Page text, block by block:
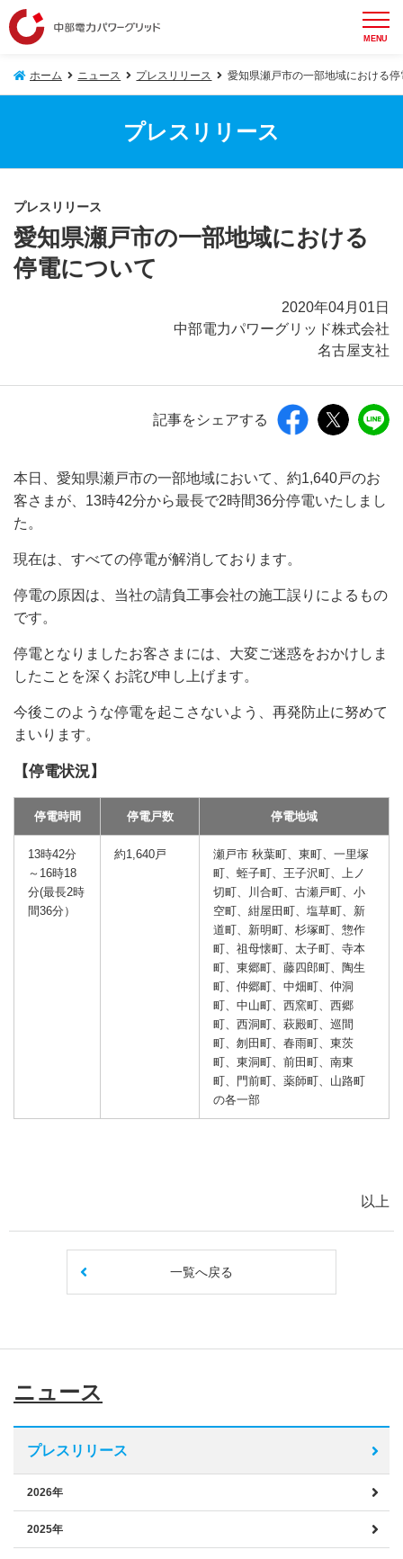
MENU
ホーム ニュース プレスリリース 愛知県瀬戸市の一部地域における
プレスリリース
プレスリリース
愛知県瀬戸市の一部地域における
停電について
2020年04月01日
中部電力パワーグリッド株式会社
名古屋支社
記事をシェアする
本日、愛知県瀬戸市の一部地域において、約1,640戸のお
客さまが、13時42分から最長で2時間36分停電いたしまし
た。
現在は、すべての停電が解消しております。
停電の原因は、当社の請負工事会社の施工誤りによるもの
です。
停電となりましたお客さまには、大変ご迷惑をおかけしま
したことを深くお詫び申し上げます。
今後このような停電を起こさないよう、再発防止に努めて
まいります。
【停電状況】
停電時間 停電戸数 停電地域
13時42分
～16時18
分(最長2時
間36分）
約1,640戸
瀬戸市 秋葉町、東町、一里塚
町、蛭子町、王子沢町、上ノ
切町、川合町、古瀬戸町、小
空町、紺屋田町、塩草町、新
道町、新明町、杉塚町、惣作
町、祖母懐町、太子町、寺本
町、東郷町、藤四郎町、陶生
町、仲郷町、中畑町、仲洞
町、中山町、西窯町、西郷
町、西洞町、萩殿町、巡間
町、刎田町、春雨町、東茨
町、東洞町、前田町、南東
町、門前町、薬師町、山路町
の各一部
以上
一覧へ戻る
ニュース
プレスリリース
2026年
2025年